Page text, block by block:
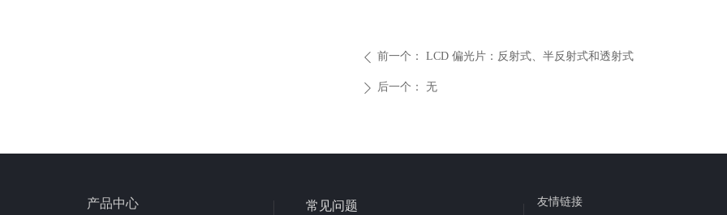
ꄴ 前一个： LCD 偏光片：反射式、半反射式和透射式
ꄲ 后一个： 无
常见问题 友情链接
产品中心